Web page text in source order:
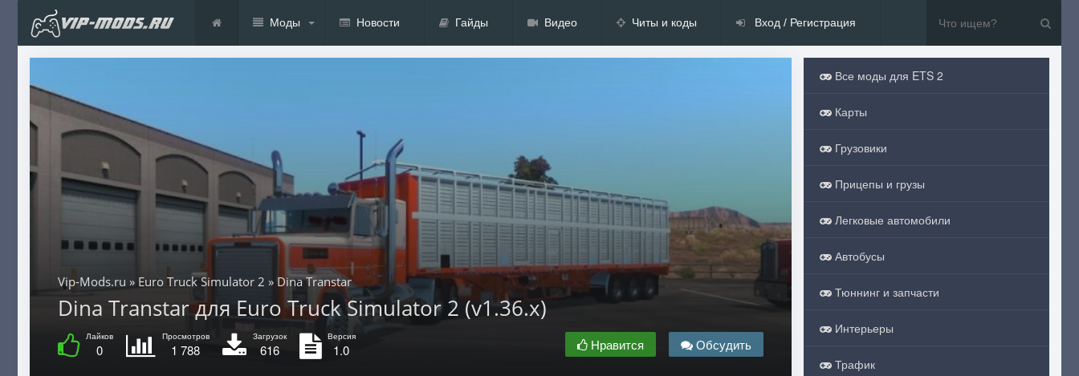
Моды Новости Гайды Видео Читы и коды Вход / Регистрация
Vip-Mods.ru » Euro Truck Simulator 2 » Dina Transtar
Dina Transtar для Euro Truck Simulator 2 (v1.36.x)
Лайков
0
Просмотров
1 788
Загрузок
616
Версия
1.0 Нравится Обсудить
Все моды для ETS 2
Карты
Грузовики
Прицепы и грузы
Легковые автомобили
Автобусы
Тюннинг и запчасти
Интерьеры
Трафик